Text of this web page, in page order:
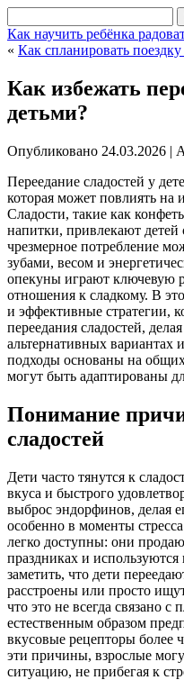
Как научить ребёнка
« Как спланировать
Как избежать
детьми?
Опубликовано 24.03.2026 |
Переедание сладостей у
которая может повлиять на
Сладости, такие как
напитки, привлекают
чрезмерное потребление
зубами, весом и
опекуны играют ключевую
отношения к сладкому. В
и эффективные стратегии,
переедания сладостей,
альтернативных вариантах
подходы основаны на
могут быть адаптированы
Понимание
сладостей
Дети часто тянутся к
вкуса и быстрого
выброс эндорфинов, делая
особенно в моменты
легко доступны: они
праздниках и
заметить, что дети
расстроены или просто
что это не всегда связано
естественным образом
вкусовые рецепторы более
эти причины, взрослые
ситуацию, не прибегая к